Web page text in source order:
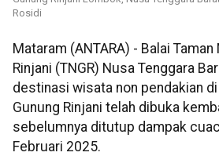
Rosidi
Mataram (ANTARA) - Balai
Rinjani (TNGR) Nusa Tenggara
destinasi wisata non pendakian
Gunung Rinjani telah dibuka
sebelumnya ditutup dampak
Februari 2025.